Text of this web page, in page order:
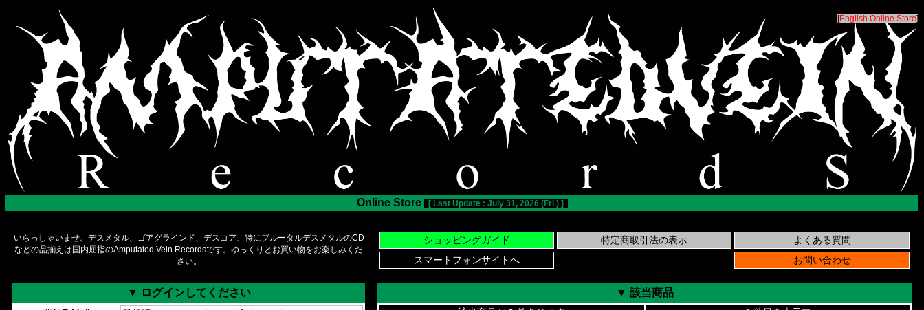
[English Online Store]
Online Store [ Last Update : July 31, 2026 (Fri.) ]
いらっしゃいませ。デスメタル、ゴアグラインド、デスコア、特にブルータルデスメタルのCD
などの品揃えは国内屈指のAmputated Vein Recordsです。ゆっくりとお買い物をお楽しみくだ
さい。
▼ ログインしてください ▼ 該当商品